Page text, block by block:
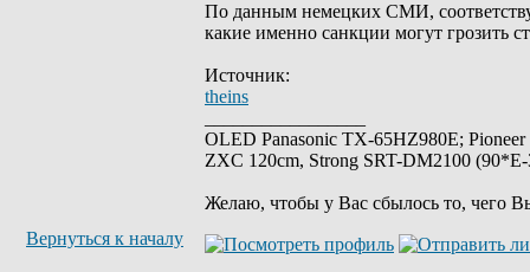
По данным немецких СМИ,
какие именно санкции могут грозить
Источник:
theins
OLED Panasonic TX-65HZ980E;
ZXC 120cm, Strong SRT-DM2100
Желаю, чтобы у Вас сбылось то, чего
Вернуться к началу